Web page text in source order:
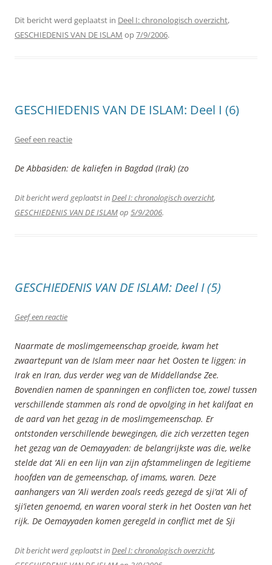
Dit bericht werd geplaatst in Deel I: chronologisch overzicht,
GESCHIEDENIS VAN DE ISLAM op7/9/2006.
GESCHIEDENIS VAN DE ISLAM: Deel I (6)
Geef een reactie
De Abbasiden: de kaliefen in Bagdad (Irak) (zo
Dit bericht werd geplaatst inDeel I: chronologisch overzicht,
GESCHIEDENIS VAN DE ISLAMop 5/9/2006.
GESCHIEDENIS VAN DE ISLAM: Deel I (5)
Geef een reactie
Naarmate de moslimgemeenschap groeide, kwam het
zwaartepunt van de Islam meer naar het Oosten te liggen: in
Irak en Iran, dus verder weg van de Middellandse Zee.
Bovendien namen de spanningen en conflicten toe, zowel tussen
verschillende stammen als rond de opvolging in het kalifaat en
de aard van het gezag in de moslimgemeenschap. Er
ontstonden verschillende bewegingen, die zich verzetten tegen
het gezag van de Oemayyaden: de belangrijkste was die, welke
stelde dat ‘Ali en een lijn van zijn afstammelingen de legitieme
hoofden van de gemeenschap, of imams, waren. Deze
aanhangers van ‘Ali werden zoals reeds gezegd de sji’at ‘Ali of
sji’ieten genoemd, en waren vooral sterk in het Oosten van het
rijk. De Oemayyaden komen geregeld in conflict met de Sji
Dit bericht werd geplaatst inDeel I: chronologisch overzicht,